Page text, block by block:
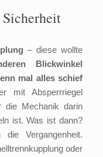
– diese wollte
Blickwinkel
mal alles schief
mit Absperrriegel
die Mechanik darin
ist. Was ist dann?
Vergangenheit.
oder